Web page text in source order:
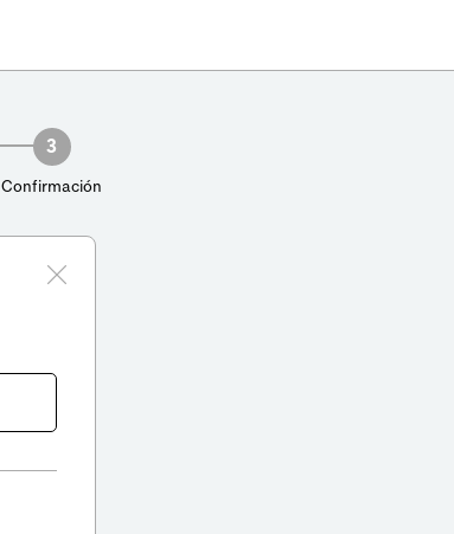
3
Confirmación